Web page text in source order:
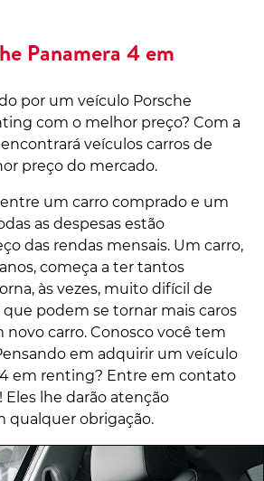
Panamera 4 em
por um veículo Porsche
com o melhor preço? Com a
veículos carros de
preço do mercado.
um carro comprado e um
as despesas estão
das rendas mensais. Um carro,
começa a ter tantos
às vezes, muito difícil de
que podem se tornar mais caros
carro. Conosco você tem
em adquirir um veículo
em renting? Entre em contato
lhe darão atenção
qualquer obrigação.